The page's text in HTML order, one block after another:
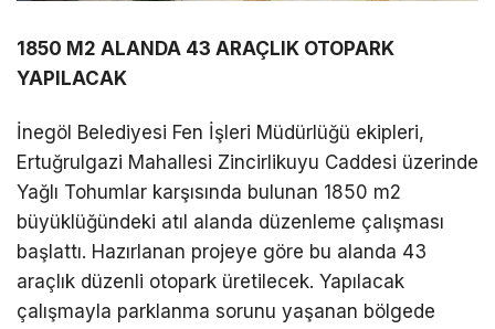
1850 M2 ALANDA 43 ARAÇLIK OTOPARK
YAPILACAK
İnegöl Belediyesi Fen İşleri Müdürlüğü ekipleri,
Ertuğrulgazi Mahallesi Zincirlikuyu Caddesi üzerinde
Yağlı Tohumlar karşısında bulunan 1850 m2
büyüklüğündeki atıl alanda düzenleme çalışması
başlattı. Hazırlanan projeye göre bu alanda 43
araçlık düzenli otopark üretilecek. Yapılacak
çalışmayla parklanma sorunu yaşanan bölgede